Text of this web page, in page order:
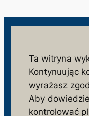
monitorujemy
społeczeństwa i
Ta witryna
Kontynuując
wyrażasz
Aby
kontrolować